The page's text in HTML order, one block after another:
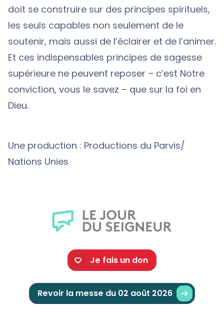
doit se construire sur des principes spirituels,
les seuls capables non seulement de le
soutenir, mais aussi de l’éclairer et de l’animer.
Et ces indispensables principes de sagesse
supérieure ne peuvent reposer – c’est Notre
conviction, vous le savez – que sur la foi en
Dieu.
Une production : Productions du Parvis/
Nations Unies
Je fais un don
Revoir la messe du 02 août 2026